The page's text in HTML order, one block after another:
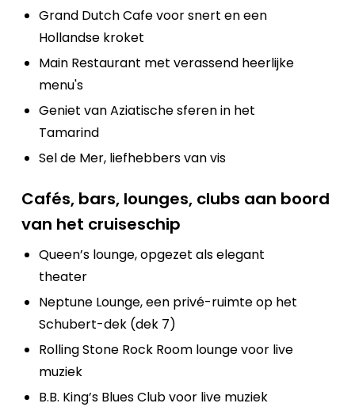
Grand Dutch Cafe voor snert en een
Hollandse kroket
Main Restaurant met verassend heerlijke
menu's
Geniet van Aziatische sferen in het
Tamarind
Sel de Mer, liefhebbers van vis
Cafés, bars, lounges, clubs aan boord
van het cruiseschip
Queen’s lounge, opgezet als elegant
theater
Neptune Lounge, een privé-ruimte op het
Schubert-dek (dek 7)
Rolling Stone Rock Room lounge voor live
muziek
B.B. King’s Blues Club voor live muziek